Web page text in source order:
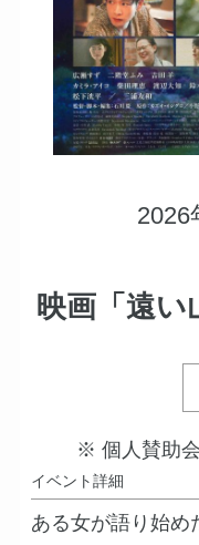
2026
映画「遠
※ 個人賛助
イベント詳細
ある女が語り始め